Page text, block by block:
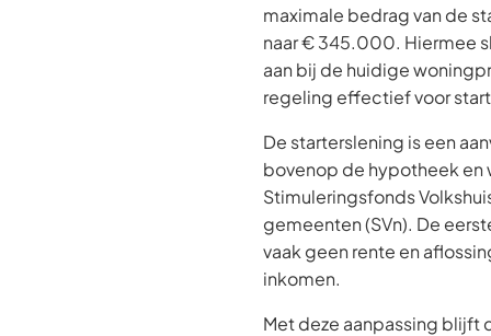
maximale bedrag van de
naar € 345.000. Hiermee
aan bij de huidige
regeling effectief voor
De starterslening is een
bovenop de hypotheek en
Stimuleringsfonds
gemeenten (SVn). De
vaak geen rente en
inkomen.
Met deze aanpassing blijft